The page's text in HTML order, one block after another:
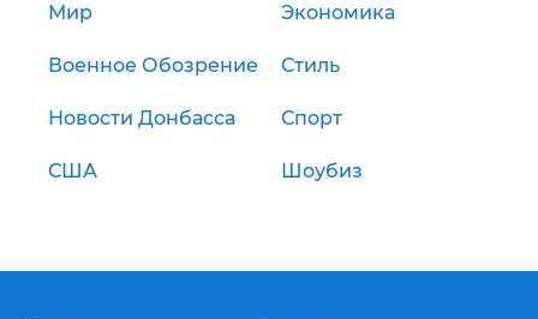
Мир Экономика
Военное Обозрение Стиль
Новости Донбасса Спорт
США Шоубиз